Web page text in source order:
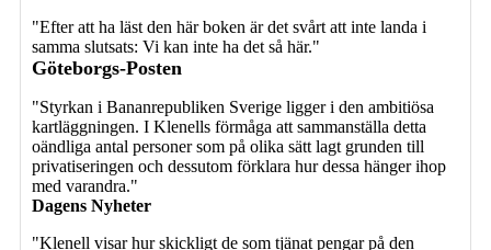
"Efter att ha läst den här boken är det svårt att inte landa i
samma slutsats: Vi kan inte ha det så här."
Göteborgs-Posten
"Styrkan i Bananrepubliken Sverige ligger i den ambitiösa
kartläggningen. I Klenells förmåga att sammanställa detta
oändliga antal personer som på olika sätt lagt grunden till
privatiseringen och dessutom förklara hur dessa hänger ihop
med varandra."
Dagens Nyheter
"Klenell visar hur skickligt de som tjänat pengar på den